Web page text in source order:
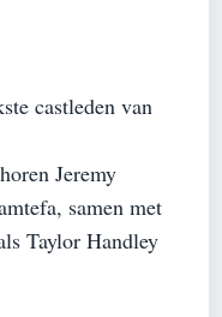
castleden van
Jeremy
samen met
Taylor Handley